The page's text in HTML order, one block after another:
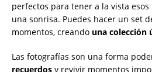
perfectos para tener a la vista
una sonrisa. Puedes hacer un set
momentos, creando una colección
Las fotografías son una forma
recuerdos y revivir momentos